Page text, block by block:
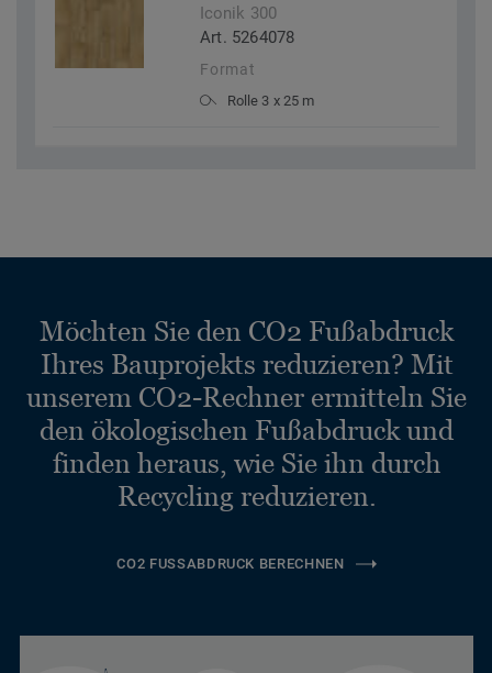
Iconik 300
Art. 5264078
Format
Rolle 3 x 25 m
Möchten Sie den CO2 Fußabdruck
Ihres Bauprojekts reduzieren? Mit
unserem CO2-Rechner ermitteln Sie
den ökologischen Fußabdruck und
finden heraus, wie Sie ihn durch
Recycling reduzieren.
CO2 FUSSABDRUCK BERECHNEN